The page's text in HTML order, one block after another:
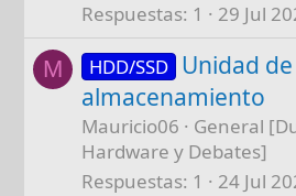
Respuestas 1 29 Jul
M HDD/SSD Unidad de
almacenamiento
Mauricio06
General
Hardware y Debates]
Respuestas 1 24 Jul